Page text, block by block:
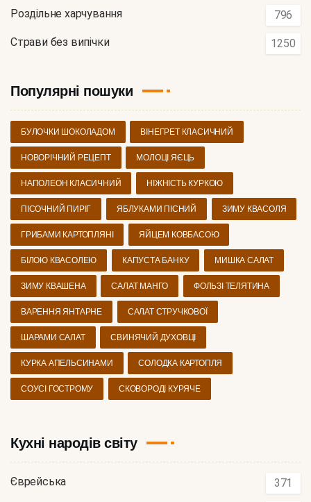
Роздільне харчування 796
Страви без випічки 1250
Популярні пошуки
БУЛОЧКИ ШОКОЛАДОМ ВІНЕГРЕТ КЛАСИЧНИЙ
НОВОРІЧНИЙ РЕЦЕПТ МОЛОЦІ ЯЄЦЬ
НАПОЛЕОН КЛАСИЧНИЙ НІЖНІСТЬ КУРКОЮ
ПІСОЧНИЙ ПИРІГ ЯБЛУКАМИ ПІСНИЙ ЗИМУ КВАСОЛЯ
ГРИБАМИ КАРТОПЛЯНІ ЯЙЦЕМ КОВБАСОЮ
БІЛОЮ КВАСОЛЕЮ КАПУСТА БАНКУ МИШКА САЛАТ
ЗИМУ КВАШЕНА САЛАТ МАНГО ФОЛЬЗІ ТЕЛЯТИНА
ВАРЕННЯ ЯНТАРНЕ САЛАТ СТРУЧКОВОЇ
ШАРАМИ САЛАТ СВИНЯЧИЙ ДУХОВЦІ
КУРКА АПЕЛЬСИНАМИ СОЛОДКА КАРТОПЛЯ
СОУСІ ГОСТРОМУ СКОВОРОДІ КУРЯЧЕ
Кухні народів світу
Єврейська 371